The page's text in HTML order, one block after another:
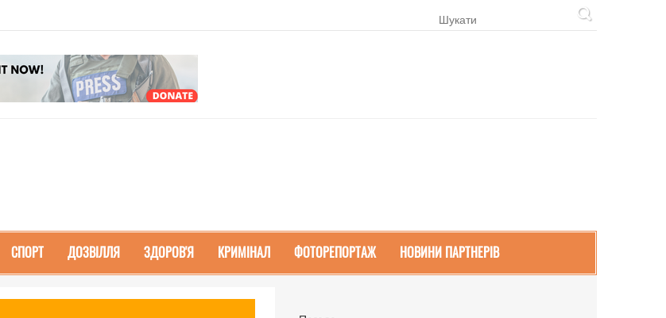
СПОРТ ДОЗВІЛЛЯ ЗДОРОВ'Я КРИМІНАЛ ФОТОРЕПОРТАЖ НОВИНИ ПАРТНЕРІВ